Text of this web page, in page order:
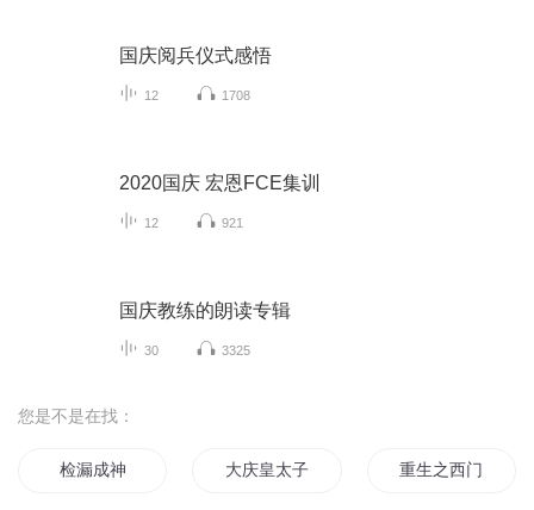
国庆阅兵仪式感悟
12 1708
2020国庆 宏恩FCE集训
12 921
国庆教练的朗读专辑
30 3325
您是不是在找：
检漏成神 大庆皇太子 重生之西门庆